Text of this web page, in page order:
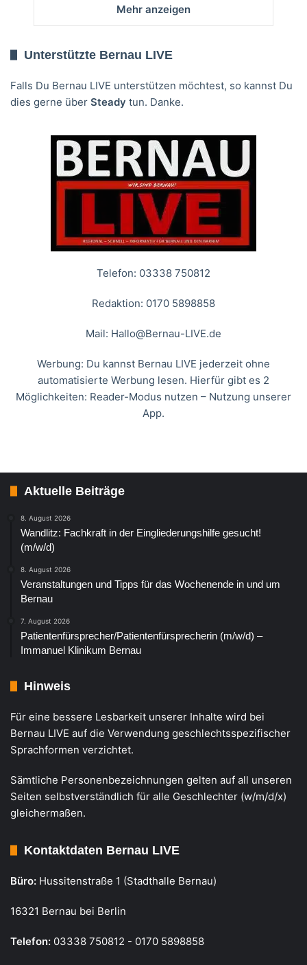
Mehr anzeigen
Unterstützte Bernau LIVE
Falls Du Bernau LIVE unterstützen möchtest, so kannst Du
dies gerne über Steady tun. Danke.
Telefon: 03338 750812
Redaktion: 0170 5898858
Mail: Hallo@Bernau-LIVE.de
Werbung: Du kannst Bernau LIVE jederzeit ohne
automatisierte Werbung lesen. Hierfür gibt es 2
Möglichkeiten: Reader-Modus nutzen – Nutzung unserer
App.
Aktuelle Beiträge
8. August 2026
Wandlitz: Fachkraft in der Eingliederungshilfe gesucht!
(m/w/d)
8. August 2026
Veranstaltungen und Tipps für das Wochenende in und um
Bernau
7. August 2026
Patientenfürsprecher/Patientenfürsprecherin (m/w/d) –
Immanuel Klinikum Bernau
Hinweis
Für eine bessere Lesbarkeit unserer Inhalte wird bei
Bernau LIVE auf die Verwendung geschlechtsspezifischer
Sprachformen verzichtet.
Sämtliche Personenbezeichnungen gelten auf all unseren
Seiten selbstverständlich für alle Geschlechter (w/m/d/x)
gleichermaßen.
Kontaktdaten Bernau LIVE
Büro: Hussitenstraße 1 (Stadthalle Bernau)
16321 Bernau bei Berlin
Telefon: 03338 750812 - 0170 5898858